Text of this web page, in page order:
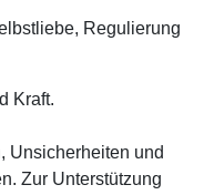
Regulierung
Kraft.
Unsicherheiten und
Zur Unterstützung